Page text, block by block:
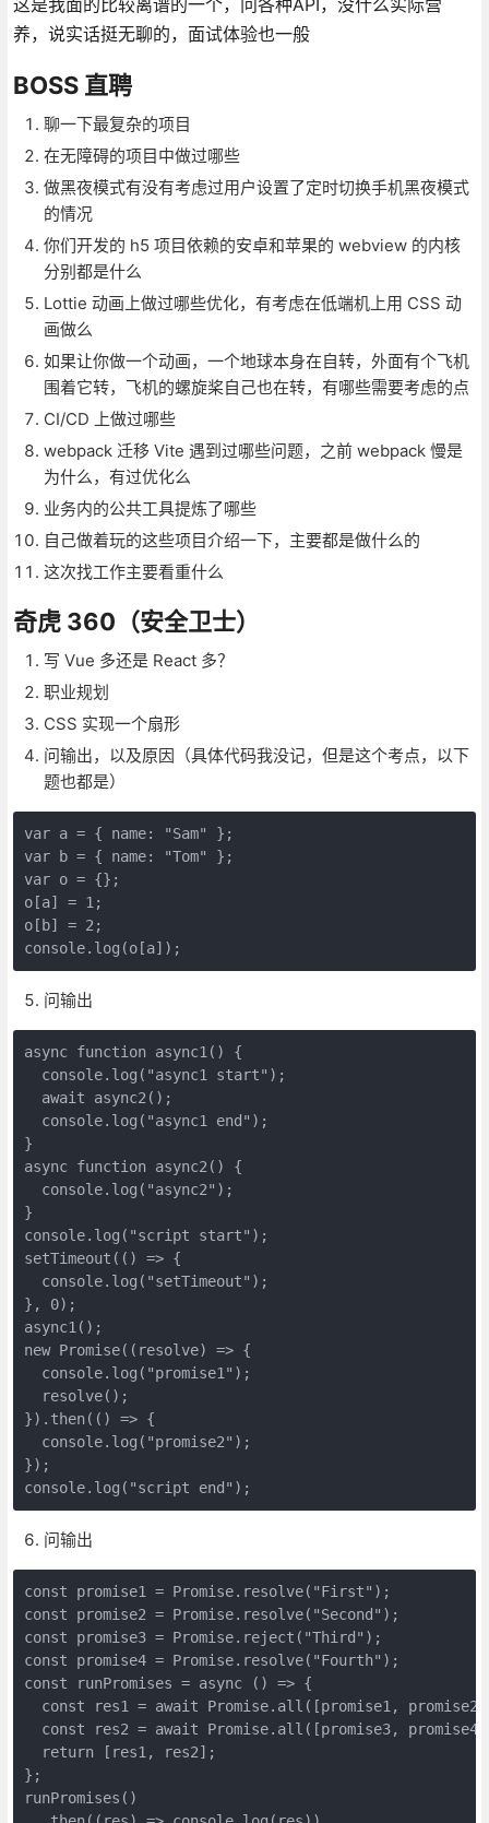
养，说实话挺无聊的，面试体验也一般
BOSS 直聘
聊一下最复杂的项目
在无障碍的项目中做过哪些
做黑夜模式有没有考虑过用户设置了定时切换手机黑夜模式
的情况
你们开发的 h5 项目依赖的安卓和苹果的 webview 的内核
分别都是什么
Lottie 动画上做过哪些优化，有考虑在低端机上用 CSS 动
画做么
如果让你做一个动画，一个地球本身在自转，外面有个飞机
围着它转，飞机的螺旋桨自己也在转，有哪些需要考虑的点
CI/CD 上做过哪些
webpack 迁移 Vite 遇到过哪些问题，之前 webpack 慢是
为什么，有过优化么
业务内的公共工具提炼了哪些
自己做着玩的这些项目介绍一下，主要都是做什么的
这次找工作主要看重什么
奇虎 360（安全卫士）
写 Vue 多还是 React 多？
职业规划
CSS 实现一个扇形
问输出，以及原因（具体代码我没记，但是这个考点，以下
题也都是）
var a = { name: "Sam" };
var b = { name: "Tom" };
var o = {};
o[a] = 1;
o[b] = 2;
问输出
async function async1() {
  console.log("async1 start");
  await async2();
  console.log("async1 end");
}
async function async2() {
  console.log("async2");
}
console.log("script start");
setTimeout(() => {
  console.log("setTimeout");
}, 0);
async1();
new Promise((resolve) => {
  console.log("promise1");
  resolve();
}).then(() => {
  console.log("promise2");
});
问输出
const promise1 = Promise.resolve("First");
const promise2 = Promise.resolve("Second");
const promise3 = Promise.reject("Third");
const promise4 = Promise.resolve("Fourth");
const runPromises = async () => {
const res1 = await Promise.all([promise1,
const res2 = await Promise.all([promise3,
  return [res1, res2];
};
runPromises()